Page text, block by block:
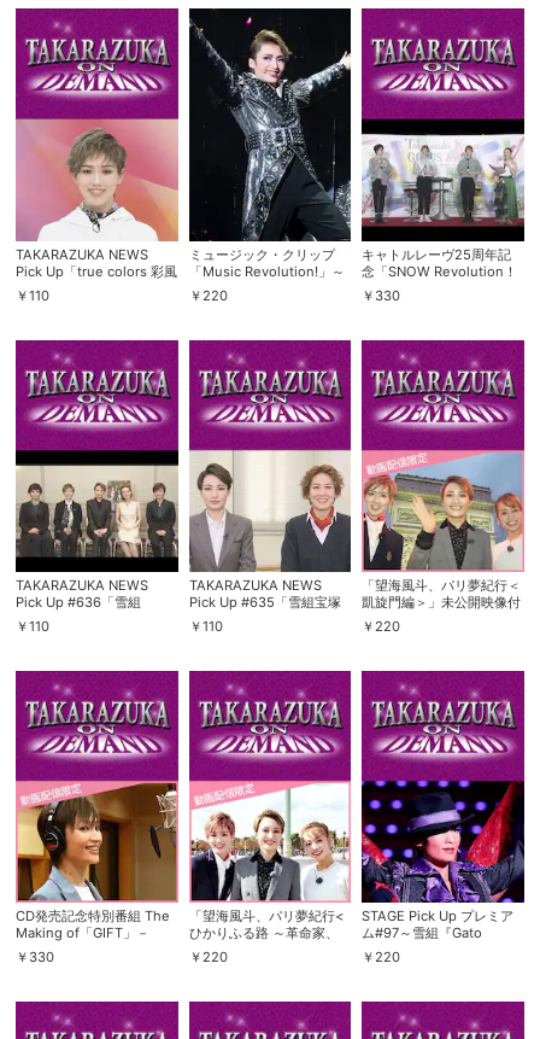
購入明細 ４ヵ月分の購入明細の確認が可能です。
Myクーポン
現在獲得済みのお得なクーポンを確認でき
ます。
購入履歴
レンタル、購入、定額見放題の購入履歴の
確認が可能です。こちらから視聴いただく
と便利です。
能です。
閲覧履歴
サイト内の閲覧履歴を確認できます。履歴
の削除も可能です。
視聴年齢制限
サイト内で表示される作品の表示制限が可
能です。5段階の年齢区分から選択できま
す。
視聴デバイス一覧
スマホなどでRakuten TVを視聴する際のデ
バイス連携の設定ができます。
パスコード設定
求められるのでお子さまがいても安心で
す。
メルマガ
メルマガの配信停止、配信先のメールアド
レスの変更が可能です。
定額見放題解約
定額見放題コンテンツの解約はこちらから
可能です。
ログアウト
TAKARAZUKA NEWS
Pick Up「true colors 彩風
咲奈」
￥110
ミュージック・クリップ
「Music Revolution!」～
雪組『Music
Revolution!』より～
￥ 220
キャトルレーヴ25周年記
念「SNOW Revolution！
－KITTEでBrilliantにキャ
トルなひととき－」
￥ 330
TAKARAZUKA NEWS
Pick Up #636「雪組
『ONCE UPON A TIME IN
AMERICA』インタビュ
￥110
TAKARAZUKA NEWS
Pick Up #635「雪組宝塚
大劇場公演『ONCE UPON
A TIME IN AMERICA』稽
月より～
￥110
「望海風斗、パリ夢紀行＜
凱旋門編＞」未公開映像付
～かんぽ生命 presents ド
リームメーカー3より～
￥ 220
CD発売記念特別番組 The
Making of「GIFT」－
NOZOMI FUTO－【オリ
ジナル編集版】
￥ 330
「望海風斗、パリ夢紀行<
ひかりふる路 ～革命家、
マクシミリアン・ロベスピ
エール～編>」未公開映像
ドリームメーカー3より～
￥220
STAGE Pick Up プレミア
ム#97～雪組『Gato
Bonito!!』より～
￥220